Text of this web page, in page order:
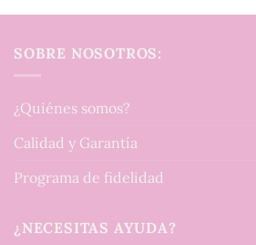
SOBRE NOSOTROS:
¿Quiénes somos?
Calidad y Garantía
Programa de fidelidad
¿NECESITAS AYUDA?